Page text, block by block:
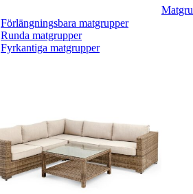
Förlängningsbara matgrupper
Runda matgrupper
Fyrkantiga matgrupper